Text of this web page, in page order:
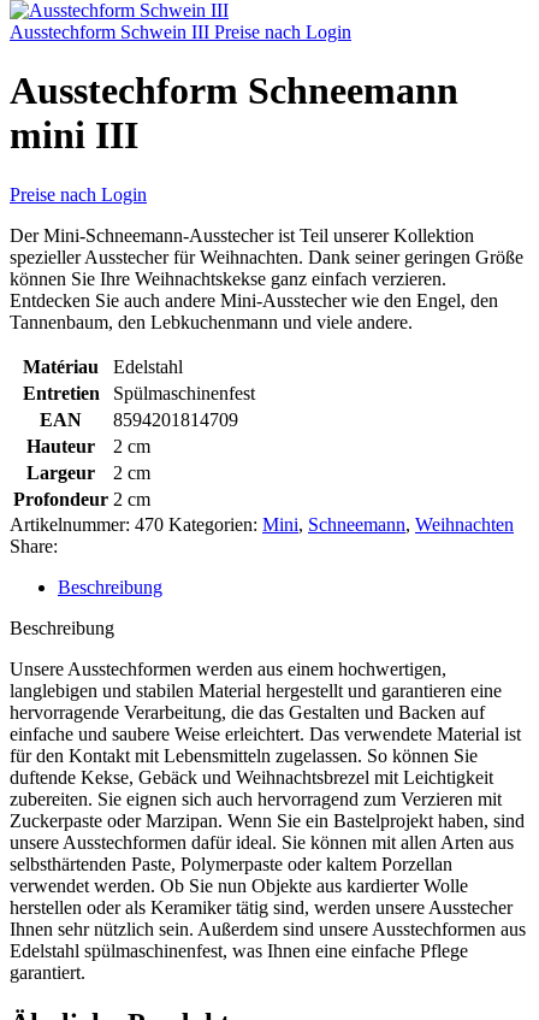
Ausstechform Schwein III Preise nach Login
Ausstechform Schneemann
mini III
Preise nach Login
Der Mini-Schneemann-Ausstecher ist Teil unserer Kollektion
spezieller Ausstecher für Weihnachten. Dank seiner geringen Größe
können Sie Ihre Weihnachtskekse ganz einfach verzieren.
Entdecken Sie auch andere Mini-Ausstecher wie den Engel, den
Tannenbaum, den Lebkuchenmann und viele andere.
Matériau
Edelstahl
Entretien
Spülmaschinenfest
EAN
8594201814709
Hauteur
2 cm
Largeur
2 cm
Profondeur 2 cm
Artikelnummer: 470 Kategorien: Mini, Schneemann, Weihnachten
Share:
Beschreibung
Beschreibung
Unsere Ausstechformen werden aus einem hochwertigen,
langlebigen und stabilen Material hergestellt und garantieren eine
hervorragende Verarbeitung, die das Gestalten und Backen auf
einfache und saubere Weise erleichtert. Das verwendete Material ist
für den Kontakt mit Lebensmitteln zugelassen. So können Sie
duftende Kekse, Gebäck und Weihnachtsbrezel mit Leichtigkeit
zubereiten. Sie eignen sich auch hervorragend zum Verzieren mit
Zuckerpaste oder Marzipan. Wenn Sie ein Bastelprojekt haben, sind
unsere Ausstechformen dafür ideal. Sie können mit allen Arten aus
selbsthärtenden Paste, Polymerpaste oder kaltem Porzellan
verwendet werden. Ob Sie nun Objekte aus kardierter Wolle
herstellen oder als Keramiker tätig sind, werden unsere Ausstecher
Ihnen sehr nützlich sein. Außerdem sind unsere Ausstechformen aus
Edelstahl spülmaschinenfest, was Ihnen eine einfache Pflege
garantiert.